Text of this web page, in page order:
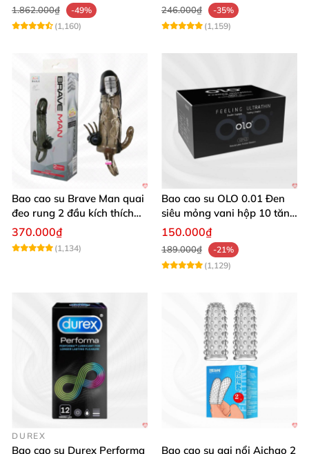
1.862.000₫
-49%
(1,160)
246.000₫
-35%
(1,159)
Bao cao su Brave Man quai
đeo rung 2 đầu kích thích
cực mạnh
370.000₫
(1,134)
Bao cao su OLO 0.01 Đen
siêu mỏng vani hộp 10 tăng
khoái cảm
150.000₫
189.000₫
-21%
(1,129)
DUREX
Bao cao su Durex Performa
Bao cao su gai nổi Aichao 2